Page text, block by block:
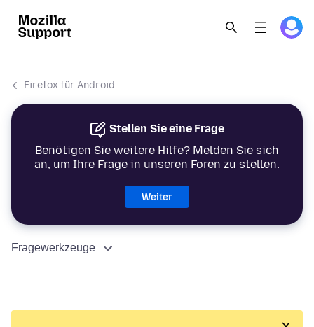
Firefox für Android
Stellen Sie eine Frage
Benötigen Sie weitere Hilfe? Melden Sie sich
an, um Ihre Frage in unseren Foren zu stellen.
Weiter
Fragewerkzeuge